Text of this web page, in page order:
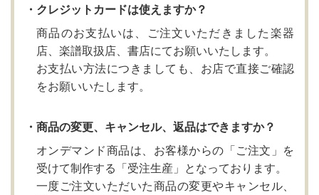
・クレジットカードは使えますか？
商品のお支払いは、ご注文いただきました楽器
店、楽譜取扱店、書店にてお願いいたします。
お支払い方法につきましても、お店で直接ご確認
をお願いいたします。
・商品の変更、キャンセル、返品はできますか？
オンデマンド商品は、お客様からの「ご注文」を
受けて制作する「受注生産」となっております。
一度ご注文いただいた商品の変更やキャンセル、